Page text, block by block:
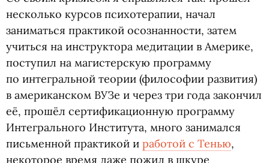
несколько курсов психотерапии, начал
заниматься практикой осознанности, затем
учиться на инструктора медитации в Америке,
поступил на магистерскую программу
по интегральной теории (философии развития)
в американском ВУЗе и через три года закончил
её, прошёл сертификационную программу
Интегрального Института, много занимался
письменной практикой и работой с Тенью,
некоторое время даже пожил в шкуре